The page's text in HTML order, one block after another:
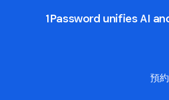
1Password unifies AI
預